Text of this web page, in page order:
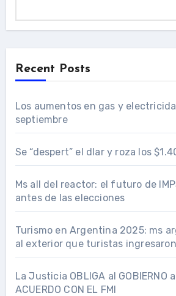
Recent Posts
Los aumentos en gas y
septiembre
Se “despert” el dlar y roza los
Ms all del reactor: el futuro de
antes de las elecciones
Turismo en Argentina 2025: ms
al exterior que turistas ingresaron
La Justicia OBLIGA al GOBIERNO a
ACUERDO CON EL FMI